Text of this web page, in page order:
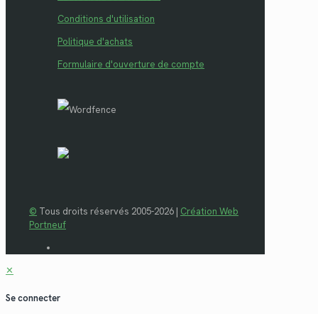
Conditions d'utilisation
Politique d'achats
Formulaire d'ouverture de compte
© Tous droits réservés 2005-2026 | Création Web
Portneuf
✕
Se connecter